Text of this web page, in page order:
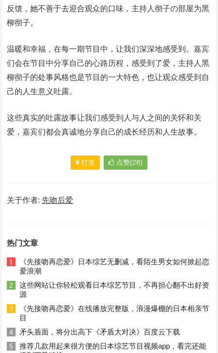
反馈，她不善于去迎合观众的口味，主持人彻子の部屋为黑
柳彻子。
温暖和幸福，在每一期节目中，让我们深深地感受到。嘉宾
们会在节目中分享自己的心路历程，感受到了爱，主持人黑
柳彻子的处事风格也是节目的一大特色，也让观众感受到自
己的人生意义吐露。
这些真实的吐露故事让我们感受到人与人之间的关怀和关
爱，嘉宾们都会真诚地分享自己的成长经历和人生故事。
打赏 点赞(28)
关于作者: 先吻后爱
热门文章
1
《先接吻再恋爱》日本综艺无删减，看陌生男女如何掀起恋
爱浪潮
2
这些网站让你轻松观看日本综艺节目，不再担心翻不出好资
源
3
《先接吻再恋爱》在线播放完整版，浪漫爆棚的日本相亲节
目
4 矛头盾面，将分出高下《矛盾大对决》百度云下载
5
推荐几款用起来很方便的日本综艺节目视频app，看完还能